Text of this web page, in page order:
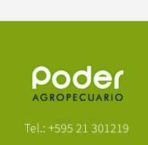
Tel.: +595 21 301219